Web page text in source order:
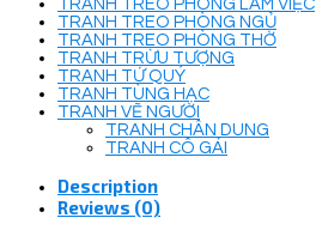
TRANH TREO PHÒNG LÀM VIỆC
TRANH TREO PHÒNG NGỦ
TRANH TREO PHÒNG THỜ
TRANH TRỪU TƯỢNG
TRANH TỨ QUÝ
TRANH TÙNG HẠC
TRANH VẼ NGƯỜI
TRANH CHÂN DUNG
TRANH CÔ GÁI
Description
Reviews (0)